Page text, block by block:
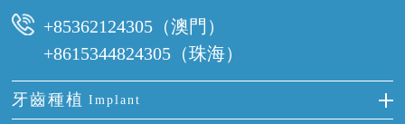
+85362124305（澳門）
+8615344824305（珠海）
牙齒種植 Implant